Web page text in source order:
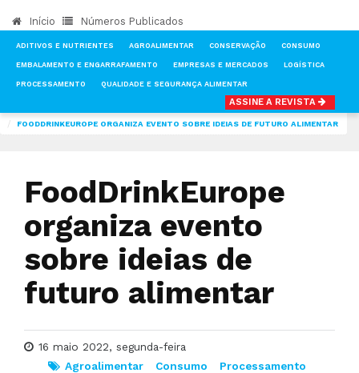
Início Números Publicados
ADITIVOS E NUTRIENTES AGROALIMENTAR CONSERVAÇÃO CONSUMO
EMBALAMENTO E ENGARRAFAMENTO EMPRESAS E MERCADOS LOGÍSTICA
PROCESSAMENTO QUALIDADE E SEGURANÇA ALIMENTAR
ASSINE A REVISTA
FOODDRINKEUROPE ORGANIZA EVENTO SOBRE IDEIAS DE FUTURO ALIMENTAR
FoodDrinkEurope
organiza evento
sobre ideias de
futuro alimentar
16 maio 2022, segunda-feira
Agroalimentar
Consumo Processamento